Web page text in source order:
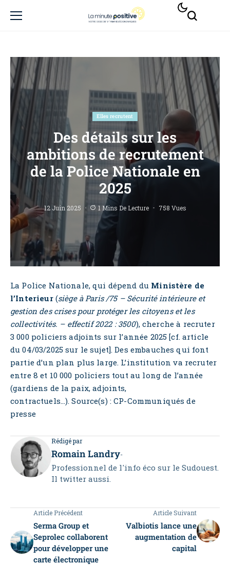
Elles recrutent
Des détails sur les
ambitions de recrutement
de la Police Nationale en
2025
12 Juin 2025 1 Mins De Lecture 758 Vues
La Police Nationale, qui dépend du Ministère de
l’Interieur (siège à Paris /75 – Sécurité intérieure et
gestion des crises pour protéger les citoyens et les
collectivités. – effectif 2022 : 3500), cherche à recruter
3 000 policiers adjoints sur l’année 2025 [cf. article
du 04/03/2025 sur le sujet]. Des embauches qui font
partie d’un plan plus large. L’institution va recruter
entre 8 et 10 000 policiers tout au long de l’année
(gardiens de la paix, adjoints,
contractuels…). Source(s) : CP-Communiqués de
presse
Rédigé par
Romain Landry-
Professionnel de l'info éco sur le Sudouest.
Il twitter aussi.
Article Précédent
Serma Group et
Seprolec collaborent
pour développer une
carte électronique
Article Suivant
Valbiotis lance une
augmentation de
capital